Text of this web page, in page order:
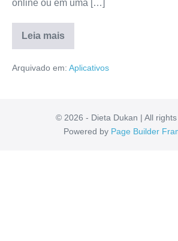
online ou em uma […]
Leia mais
Aplicativo
Pix
Resenha
Detalhada!
Arquivado em: Aplicativos
© 2026 - Dieta Dukan | All
Powered by Page Builder